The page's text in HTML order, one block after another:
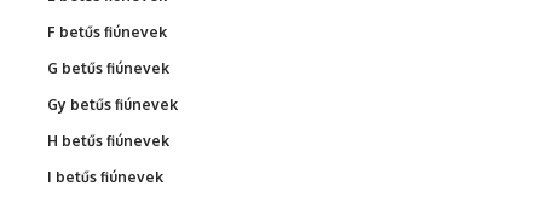
F betűs fiúnevek
G betűs fiúnevek
Gy betűs fiúnevek
H betűs fiúnevek
I betűs fiúnevek